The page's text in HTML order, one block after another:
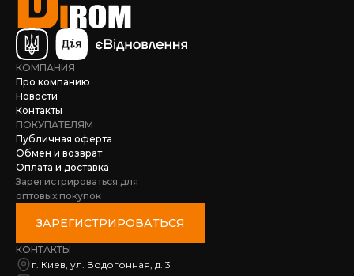
КОМПАНИЯ
Про компанию
Новости
Контакты
ПОКУПАТЕЛЯМ
Публичная оферта
Обмен и возврат
Оплата и доставка
Зарегистрироваться для
оптовых покупок
ЗАРЕГИСТРИРОВАТЬСЯ
КОНТАКТЫ
г. Киев, ул. Водогонная, д. 3